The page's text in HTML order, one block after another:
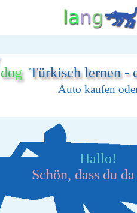
dogTürkisch lernen -
Auto kaufen
Hallo!
Schön, dass du